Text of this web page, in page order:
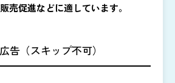
売促進などに適しています。
告（スキップ不可）